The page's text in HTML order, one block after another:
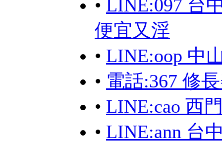
• LINE:097 台
便宜又淫
• LINE:oop 中
• 電話:367 修
• LINE:cao 西
• LINE:ann 台